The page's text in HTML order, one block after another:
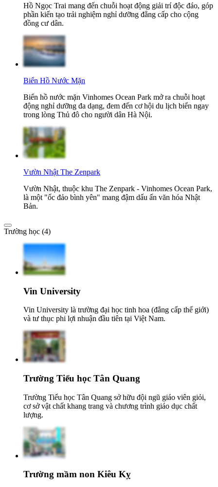
Hồ Ngọc Trai mang đến chuỗi hoạt động giải trí độc đáo, góp
phần kiến tạo trải nghiệm nghỉ dưỡng đẳng cấp cho cộng
đồng cư dân.
Biển Hồ Nước Mặn
Biển hồ nước mặn Vinhomes Ocean Park mở ra chuỗi hoạt
động nghỉ dưỡng đa dạng, đem đến cơ hội du lịch biển ngay
trong lòng Thủ đô cho người dân Hà Nội.
Vườn Nhật The Zenpark
Vườn Nhật, thuộc khu The Zenpark - Vinhomes Ocean Park,
là một "ốc đảo bình yên" mang đậm dấu ấn văn hóa Nhật
Bản.
Trường học (4)
Vin University
Vin University là trường đại học tinh hoa (đẳng cấp thế giới)
và tư thục phi lợi nhuận đầu tiên tại Việt Nam.
Trường Tiểu học Tân Quang
Trường Tiểu học Tân Quang sở hữu đội ngũ giáo viên giỏi,
cơ sở vật chất khang trang và chương trình giáo dục chất
lượng.
Trường mầm non Kiêu Kỵ